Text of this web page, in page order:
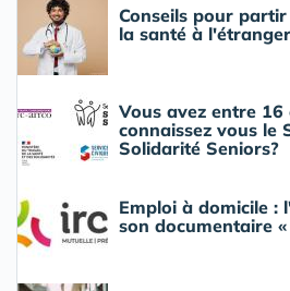
Conseils pour
la santé à l'étranger
Vous avez entre 16
connaissez vous le
Solidarité Seniors?
Emploi à domicile :
son documentaire